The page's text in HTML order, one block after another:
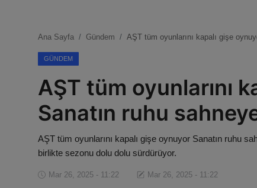
Köşe Yazıları
Gizlilik Politikası
Çerez Politikası
Kullanım Şartnamesi
Veri Politikası
Ana Sayfa Gündem AŞT tüm oyunlarını kapalı gişe
GÜNDEM
AŞT tüm oyunlarını
Sanatın ruhu
AŞT tüm oyunlarını kapalı gişe oynuyor Sanatın ruhu
birlikte sezonu dolu dolu sürdürüyor.
Mar 26, 2025 - 11:22 Mar 26, 2025 - 11:22